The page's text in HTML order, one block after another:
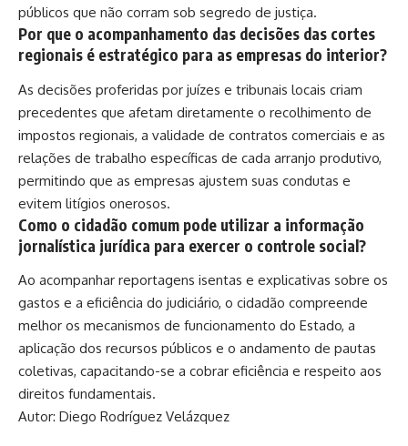
públicos que não corram sob segredo de justiça.
Por que o acompanhamento das decisões das cortes
regionais é estratégico para as empresas do interior?
As decisões proferidas por juízes e tribunais locais criam
precedentes que afetam diretamente o recolhimento de
impostos regionais, a validade de contratos comerciais e as
relações de trabalho específicas de cada arranjo produtivo,
permitindo que as empresas ajustem suas condutas e
evitem litígios onerosos.
Como o cidadão comum pode utilizar a informação
jornalística jurídica para exercer o controle social?
Ao acompanhar reportagens isentas e explicativas sobre os
gastos e a eficiência do judiciário, o cidadão compreende
melhor os mecanismos de funcionamento do Estado, a
aplicação dos recursos públicos e o andamento de pautas
coletivas, capacitando-se a cobrar eficiência e respeito aos
direitos fundamentais.
Autor: Diego Rodríguez Velázquez